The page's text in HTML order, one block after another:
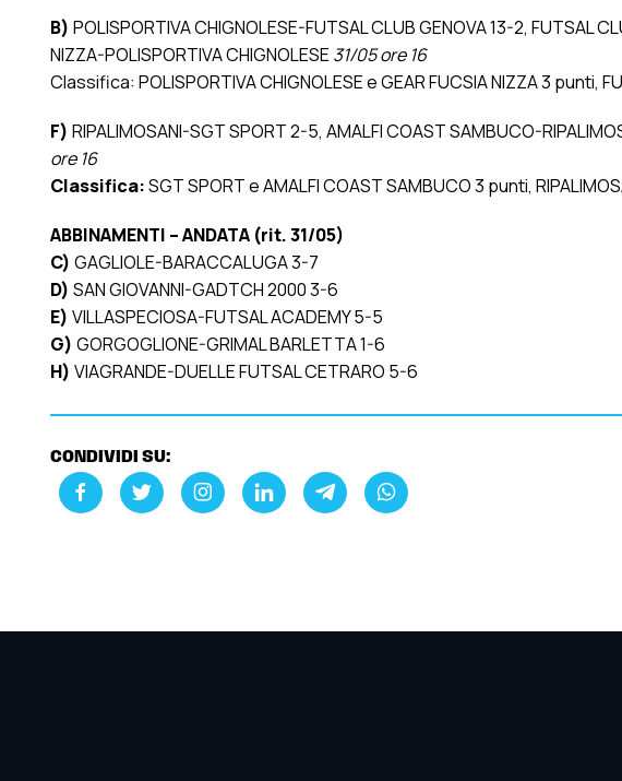
B) POLISPORTIVA CHIGNOLESE-FUTSAL CLUB GENOVA 13-2, FUTSAL
NIZZA-POLISPORTIVA CHIGNOLESE 31/05 ore 16
Classifica: POLISPORTIVA CHIGNOLESE e GEAR FUCSIA NIZZA 3 punti,
F) RIPALIMOSANI-SGT SPORT 2-5, AMALFI COAST SAMBUCO-
ore 16
Classifica:SGT SPORT e AMALFI COAST SAMBUCO 3 punti,
ABBINAMENTI – ANDATA (rit. 31/05)
C) GAGLIOLE-BARACCALUGA 3-7
D) SAN GIOVANNI-GADTCH 2000 3-6
E) VILLASPECIOSA-FUTSAL ACADEMY 5-5
G) GORGOGLIONE-GRIMAL BARLETTA 1-6
H) VIAGRANDE-DUELLE FUTSAL CETRARO 5-6
CONDIVIDI SU: